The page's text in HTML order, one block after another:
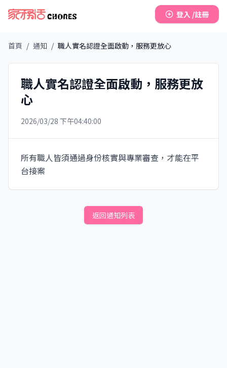
登入 /註冊
首頁 / 通知 / 職人實名認證全面啟動，服務更放心
職人實名認證全面啟動，服務更放
心
2026/03/28 下午04:40:00
所有職人皆須通過身份核實與專業審查，才能在平
台接案
返回通知列表